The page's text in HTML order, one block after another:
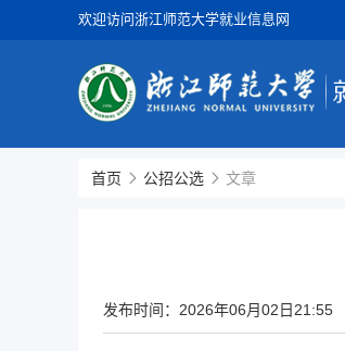
欢迎访问浙江师范大学就业信息网
首页 公招公选 文章
发布时间： 2026年06月02日21:55